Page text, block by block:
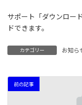
サポート「ダウンロー
ドできます。
カテゴリー お知ら
前の記事